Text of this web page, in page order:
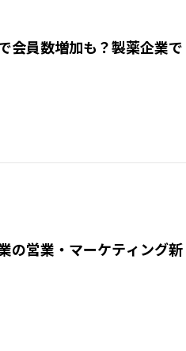
会員数増加も？製薬企業で
の営業・マーケティング新